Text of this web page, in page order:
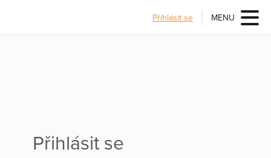
Přihlásit se MENU
Přihlásit se